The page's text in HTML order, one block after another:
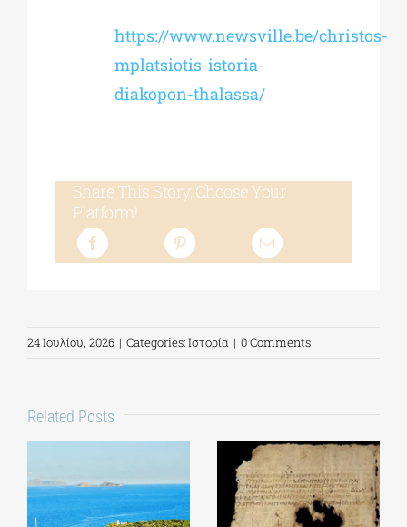
https://www.newsville.be/christos-
mplatsiotis-istoria-
diakopon-thalassa/
Share This Story, Choose Your
Platform!
24 Ιουλίου, 2026 | Categories:Ιστορία | 0 Comments
Related Posts